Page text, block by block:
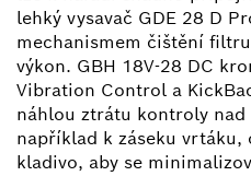
lehký vysavač GDE 28 D
mechanismem čištění
výkon. GBH 18V-28 DC
Vibration Control a
náhlou ztrátu kontroly
například k záseku
kladivo, aby se